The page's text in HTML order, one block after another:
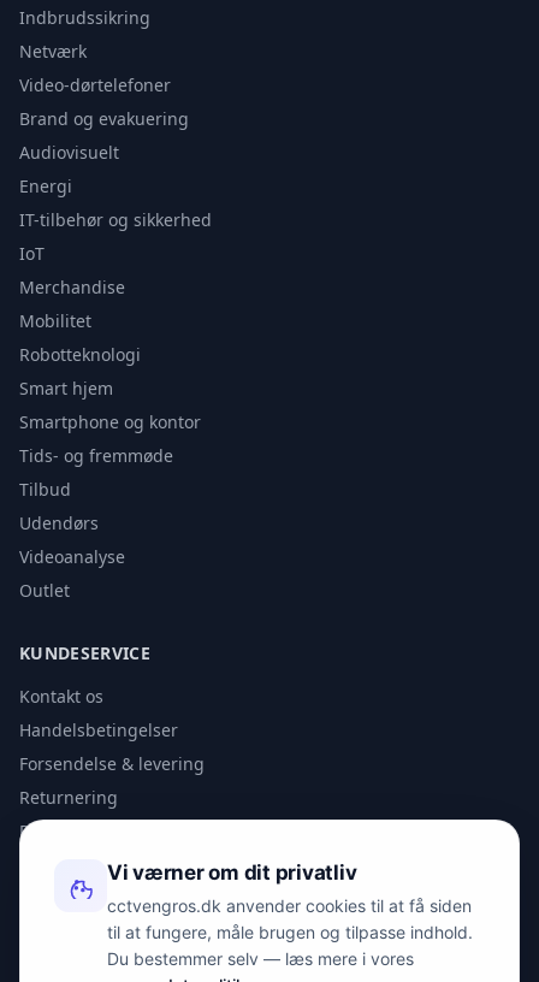
Indbrudssikring
Netværk
Video-dørtelefoner
Brand og evakuering
Audiovisuelt
Energi
IT-tilbehør og sikkerhed
IoT
Merchandise
Mobilitet
Robotteknologi
Smart hjem
Smartphone og kontor
Tids- og fremmøde
Tilbud
Udendørs
Videoanalyse
Outlet
KUNDESERVICE
Kontakt os
Handelsbetingelser
Forsendelse & levering
Returnering
Privatlivspolitik
KONTAKT
info@spyman.dk
Vi værner om dit privatliv
cctvengros.dk anvender cookies til at få siden
til at fungere, måle brugen og tilpasse indhold.
Du bestemmer selv — læs mere i vores